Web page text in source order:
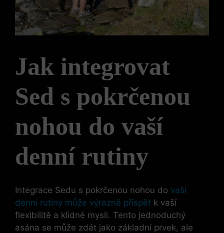
Jak integrovat
Sed s pokrčenou
nohou do vaší
denní rutiny
Integrace Sedu s pokrčenou nohou do vaší
denní rutiny může výrazně přispět k vaší
flexibilitě a klidné mysli. Tento jednoduchý
asána se může zdát jako základní prvek, ale